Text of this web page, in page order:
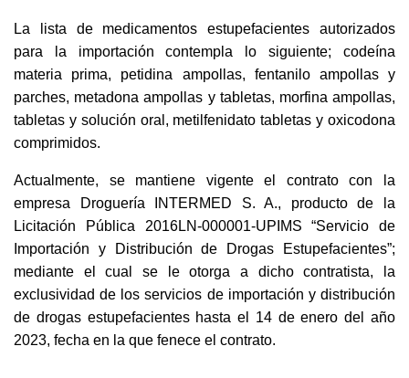
La lista de medicamentos estupefacientes autorizados
para la importación contempla lo siguiente; codeína
materia prima, petidina ampollas, fentanilo ampollas y
parches, metadona ampollas y tabletas, morfina ampollas,
tabletas y solución oral, metilfenidato tabletas y oxicodona
comprimidos.
Actualmente, se mantiene vigente el contrato con la
empresa Droguería INTERMED S. A., producto de la
Licitación Pública 2016LN-000001-UPIMS “Servicio de
Importación y Distribución de Drogas Estupefacientes”;
mediante el cual se le otorga a dicho contratista, la
exclusividad de los servicios de importación y distribución
de drogas estupefacientes hasta el 14 de enero del año
2023, fecha en la que fenece el contrato.